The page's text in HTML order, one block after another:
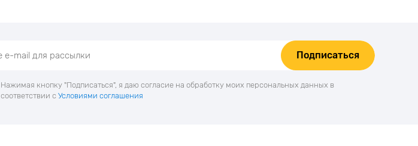
Подписаться
Нажимая кнопку "Подписаться", я даю согласие на обработку моих персональных данных в
соответствии с Условиями соглашения